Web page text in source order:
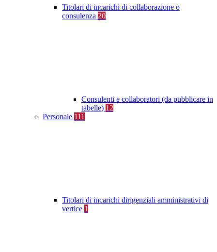
Titolari di incarichi di collaborazione o
consulenza 20
Consulenti e collaboratori (da pubblicare in
tabelle) 12
Personale 111
Titolari di incarichi dirigenziali amministrativi di
vertice 1